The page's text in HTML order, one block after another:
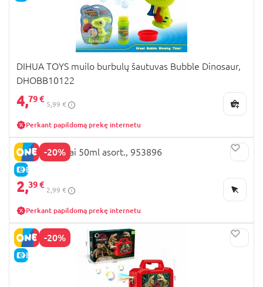
DIHUA TOYS muilo burbulų šautuvas Bubble Dinosaur,
DHOBB10122
4,79 €
5,99 €
Perkant papildomą prekę internetu
-20%
E-KAINA
Muilo burbulai 50ml asort., 953896
2,39 €
2,99 €
Perkant papildomą prekę internetu
-20%
E-KAINA